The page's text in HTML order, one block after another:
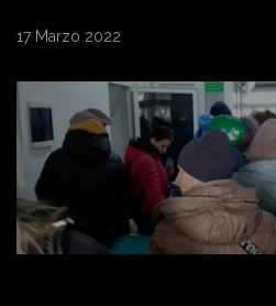
17 Marzo 2022